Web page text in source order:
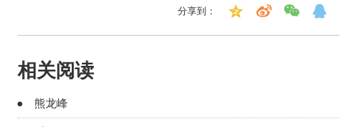
分享到：
相关阅读
熊龙峰